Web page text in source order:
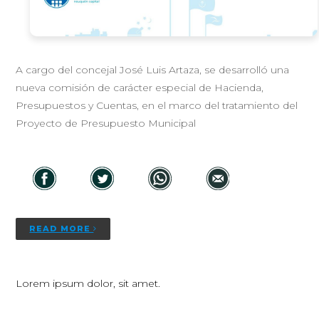
A cargo del concejal José Luis Artaza, se desarrolló una
nueva comisión de carácter especial de Hacienda,
Presupuestos y Cuentas, en el marco del tratamiento del
Proyecto de Presupuesto Municipal
READ MORE
Lorem ipsum dolor, sit amet.